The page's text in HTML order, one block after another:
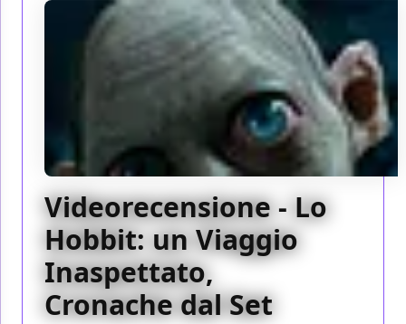
Videorecensione - Lo
Hobbit: un Viaggio
Inaspettato,
Cronache dal Set